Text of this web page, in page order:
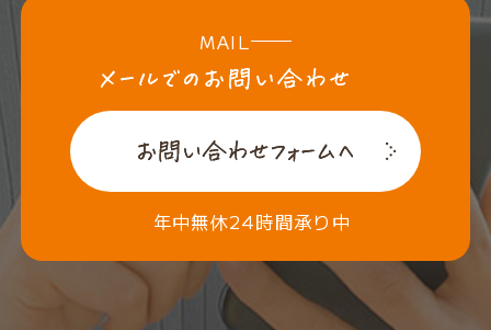
MAIL
年中無休24時間承り中